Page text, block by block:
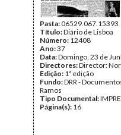
Pasta:06529.067.15393
Título:Diário de Lisboa
Número: 12408
Ano:37
Data:Domingo, 23 de
Directores:Director:
Edição: 1ª edição
Fundo:DRR -
Ramos
Tipo Documental:
Página(s): 16